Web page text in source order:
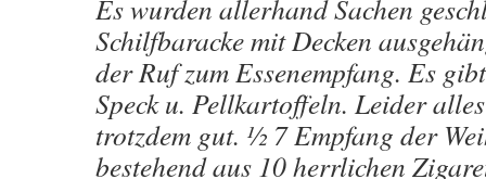
Es wurden allerhand Sachen
Schilfbaracke mit Decken
der Ruf zum Essenempfang. Es
Speck u. Pellkartoffeln. Leider
trotzdem gut. ½ 7 Empfang der
bestehend aus 10 herrlichen